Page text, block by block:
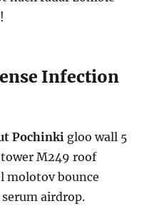
Infection
Pochinki gloo wall 5
tower M249 roof
molotov bounce
airdrop.